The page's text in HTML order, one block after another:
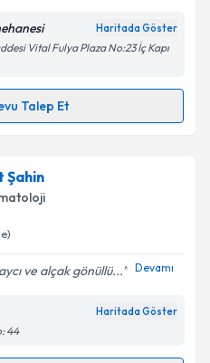
ilişkinAydınlatma
kişisel verilerimin belirtilen
kabul ediyorum.
Gönder
Haritada Göster
Vital Fulya Plaza No:23 İç Kapı
Talep Et
randevu takvimi talebi
randevu almanız için bir
posta ile bilgilendireceğiz.
ilişkin
kişisel verilerimin belirtilen
Şahin
ve alçak gönüllü... Devamı
Haritada Göster
44